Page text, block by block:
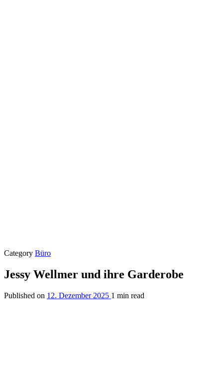
Category Büro
Jessy Wellmer und ihre Garderobe
Published on 12. Dezember 2025 1 min read